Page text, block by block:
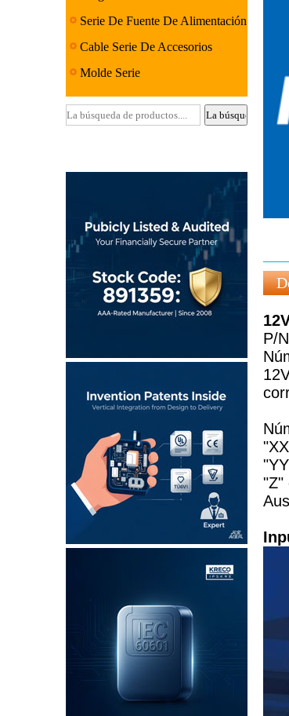
Serie De Fuente De Alimentación
Lineal
Cable Serie De Accesorios
Molde Serie
P/
"Z"